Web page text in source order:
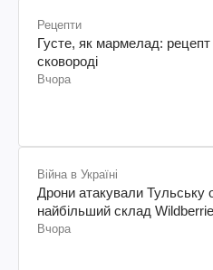
Рецепти
Густе, як мармелад:
сковороді
Вчора
Війна в Україні
Дрони атакували Тульську
найбільший склад
Вчора